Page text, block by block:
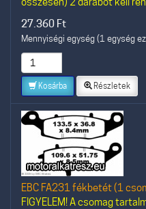
27.360 Ft
Mennyiségi egység (1 egység
Kosárba Részletek
EBC FA231 fékbetét (1
FIGYELEM! A csomag